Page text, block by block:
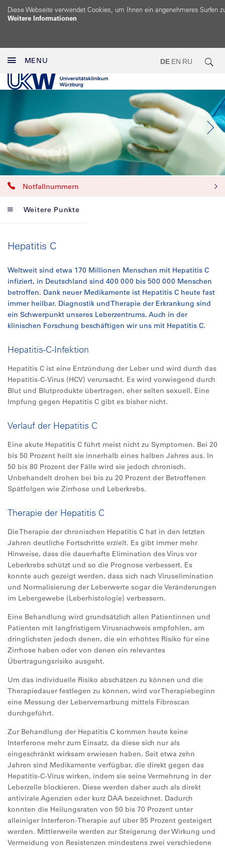
Diese Webseite verwendet Cookies, um Ihnen ein angenehmeres Surfen
Weitere Informationen
MENU DE EN RU
Notfallnummern
Weitere Punkte
Hepatitis C
Weltweit sind etwa 170 Millionen Menschen mit Hepatitis C
infiziert, in Deutschland sind 400 000 bis 500 000 Menschen
betroffen. Dank neuer Medikamente ist Hepatitis C heute fast
immer heilbar. Diagnostik und Therapie der Erkrankung sind
ein Schwerpunkt unseres Leberzentrums. Auch in der
klinischen Forschung beschäftigen wir uns mit Hepatitis C.
Hepatitis-C-Infektion
Hepatitis C ist eine Entzündung der Leber und wird durch das
Hepatitis-C-Virus (HCV) verursacht. Es wird vorwiegend durch
Blut und Blutprodukte übertragen, eher selten sexuell. Eine
Impfung gegen Hepatitis C gibt es bisher nicht.
Verlauf der Hepatitis C
Eine akute Hepatitis C führt meist nicht zu Symptomen. Bei 20
bis 50 Prozent heilt sie innerhalb eines halben Jahres aus. In
50 bis 80 Prozent der Fälle wird sie jedoch chronisch.
Unbehandelt drohen bei bis zu 20 Prozent der Betroffenen
Spätfolgen wie Zirrhose und Leberkrebs.
Therapie der Hepatitis C
Die Therapie der chronischen Hepatitis C hat in den letzten
Jahren deutliche Fortschritte erzielt. Es gibt immer mehr
Hinweise, dass die dauerhafte Elimination des Virus vor
Leberkrebs schützt und so die Prognose verbessert. Es
konnte auch gezeigt werden, dass sich nach Viruselimination
und Normalisierung der Leberwerte sogar die Veränderungen
im Lebergewebe (Leberhistologie) verbessern.
Eine Behandlung wird grundsätzlich allen Patientinnen und
Patienten mit langfristigem Virusnachweis empfohlen, am
dringlichsten jedoch denen, die ein erhöhtes Risiko für eine
Zirrhose haben oder von denen ein relevantes
Übertragungsrisiko ausgeht.
Um das individuelle Risiko abschätzen zu können und die
Therapiedauer festlegen zu können, wird vor Therapiebeginn
eine Messung der Lebervernarbung mittels Fibroscan
durchgeführt.
Zur Behandlung der Hepatitis C kommen heute keine
Interferone mehr zum Einsatz, da diese sich nur als
eingeschränkt wirksam erwiesen haben. Seit etwa zehn
Jahren sind Medikamente verfügbar, die direkt gegen das
Hepatitis-C-Virus wirken, indem sie seine Vermehrung in der
Leberzelle blockieren. Diese werden daher auch als direkt
antivirale Agenzien oder kurz DAA bezeichnet. Dadurch
konnten die Heilungsraten von 50 bis 70 Prozent unter
alleiniger Interferon-Therapie auf über 95 Prozent gesteigert
werden. Mittlerweile werden zur Steigerung der Wirkung und
Vermeidung von Resistenzen mindestens zwei verschiedene